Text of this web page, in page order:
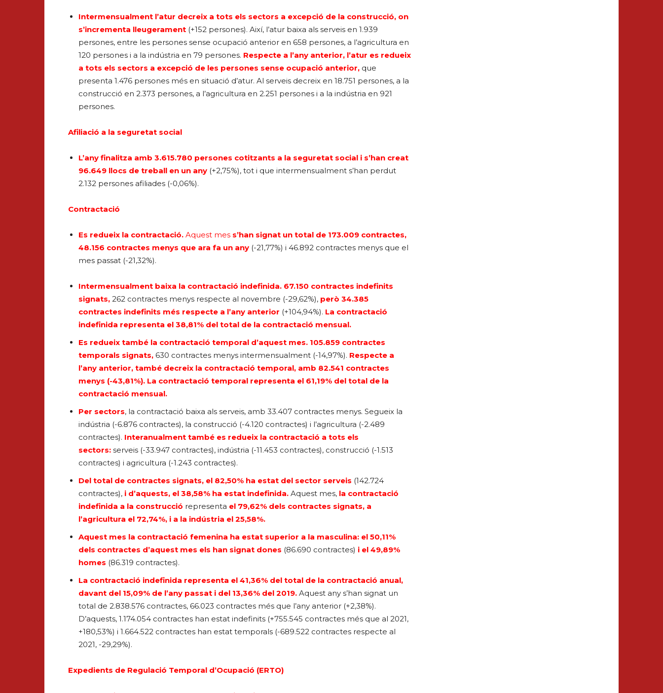
Intermensualment l’atur decreix a tots els sectors a excepció de la construcció, on
s’incrementa lleugerament (+152 persones). Així, l’atur baixa als serveis en 1.939
persones, entre les persones sense ocupació anterior en 658 persones, a l’agricultura en
120 persones i a la indústria en 79 persones. Respecte a l’any anterior, l’atur es redueix
a tots els sectors a excepció de les persones sense ocupació anterior, que
presenta 1.476 persones més en situació d’atur. Al serveis decreix en 18.751 persones, a la
construcció en 2.373 persones, a l’agricultura en 2.251 persones i a la indústria en 921
persones.
Afiliació a la seguretat social
L’any finalitza amb 3.615.780 persones cotitzants a la seguretat social i s’han creat
96.649 llocs de treball en un any (+2,75%), tot i que intermensualment s’han perdut
2.132 persones afiliades (-0,06%).
Contractació
Es redueix la contractació. Aquest mes s’han signat un total de 173.009 contractes,
48.156 contractes menys que ara fa un any (-21,77%) i 46.892 contractes menys que el
mes passat (-21,32%).
Intermensualment baixa la contractació indefinida. 67.150 contractes indefinits
signats, 262 contractes menys respecte al novembre (-29,62%), però 34.385
contractes indefinits més respecte a l’any anterior (+104,94%). La contractació
indefinida representa el 38,81% del total de la contractació mensual.
Es redueix també la contractació temporal d’aquest mes. 105.859 contractes
temporals signats, 630 contractes menys intermensualment (-14,97%). Respecte a
l’any anterior, també decreix la contractació temporal, amb 82.541 contractes
menys (-43,81%). La contractació temporal representa el 61,19% del total de la
contractació mensual.
Per sectors, la contractació baixa als serveis, amb 33.407 contractes menys. Segueix la
indústria (-6.876 contractes), la construcció (-4.120 contractes) i l’agricultura (-2.489
contractes). Interanualment també es redueix la contractació a tots els
sectors: serveis (-33.947 contractes), indústria (-11.453 contractes), construcció (-1.513
contractes) i agricultura (-1.243 contractes).
Del total de contractes signats, el 82,50% ha estat del sector serveis (142.724
contractes), i d’aquests, el 38,58% ha estat indefinida. Aquest mes, la contractació
indefinida a la construcció representa el 79,62% dels contractes signats, a
l’agricultura el 72,74%, i a la indústria el 25,58%.
Aquest mes la contractació femenina ha estat superior a la masculina: el 50,11%
dels contractes d’aquest mes els han signat dones (86.690 contractes) i el 49,89%
homes (86.319 contractes).
La contractació indefinida representa el 41,36% del total de la contractació anual,
davant del 15,09% de l’any passat i del 13,36% del 2019. Aquest any s’han signat un
total de 2.838.576 contractes, 66.023 contractes més que l’any anterior (+2,38%).
D’aquests, 1.174.054 contractes han estat indefinits (+755.545 contractes més que al 2021,
+180,53%) i 1.664.522 contractes han estat temporals (-689.522 contractes respecte al
2021, -29,29%).
Expedients de Regulació Temporal d’Ocupació (ERTO)